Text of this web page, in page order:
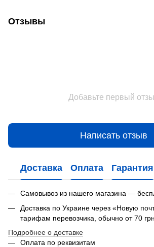
Отзывы
Добавьте первый
Написать отзыв
Доставка Оплата Гарантия
Самовывоз из нашего магазина —
Доставка по Украине через «Новую
тарифам перевозчика, обычно от 70 грн
Подробнее о доставке
Оплата по реквизитам